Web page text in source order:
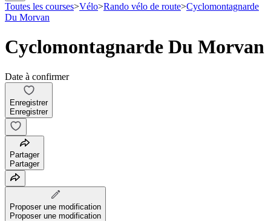
Toutes les courses>Vélo>Rando vélo de route>Cyclomontagnarde
Du Morvan
Cyclomontagnarde Du Morvan
Date à confirmer
Enregistrer
Enregistrer
Partager
Partager
Proposer une modification
Proposer une modification